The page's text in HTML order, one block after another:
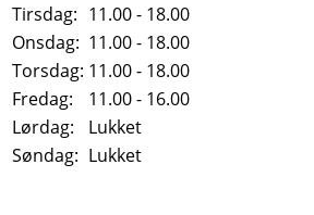
Tirsdag: 11.00 - 18.00
Onsdag: 11.00 - 18.00
Torsdag: 11.00 - 18.00
Fredag:
11.00 - 16.00
Lørdag:
Lukket
Søndag: Lukket